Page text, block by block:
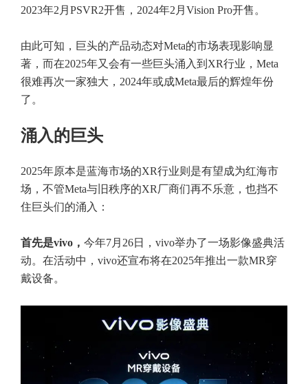
2023年2月PSVR2开售，2024年2月Vision Pro开售。
由此可知，巨头的产品动态对Meta的市场表现影响显
著，而在2025年又会有一些巨头涌入到XR行业，Meta
很难再次一家独大，2024年或成Meta最后的辉煌年份
了。
涌入的巨头
2025年原本是蓝海市场的XR行业则是有望成为红海市
场，不管Meta与旧秩序的XR厂商们再不乐意，也挡不
住巨头们的涌入：
首先是vivo， 今年7月26日，vivo举办了一场影像盛典活
动。在活动中，vivo还宣布将在2025年推出一款MR穿
戴设备。